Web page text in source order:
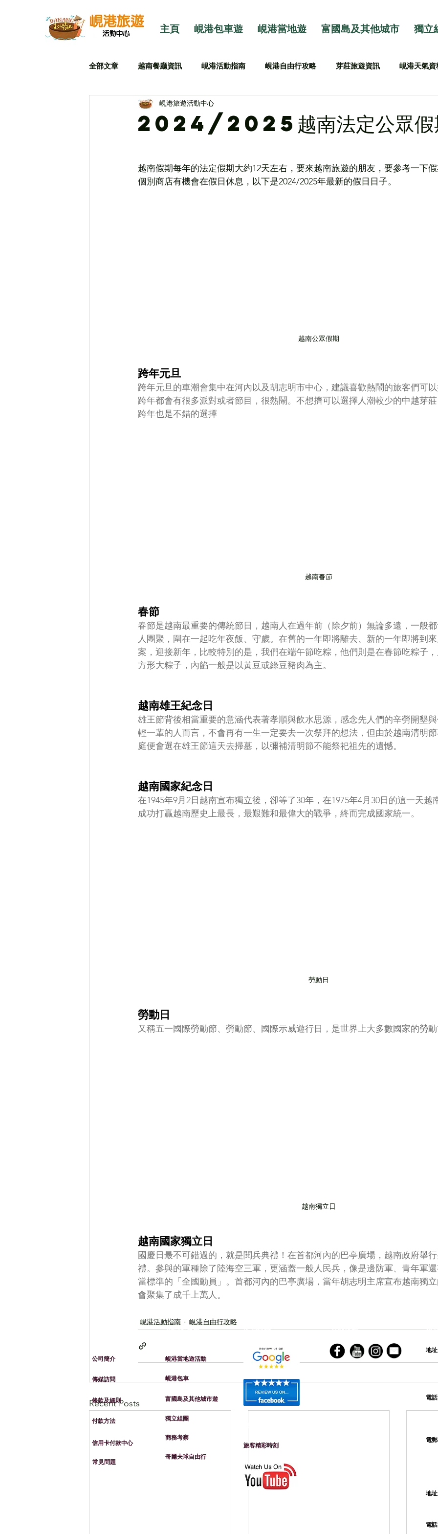
主頁 峴港包車遊 峴港當地遊 富國島及其他城市 獨立
全部文章 越南餐廳資訊 峴港活動指南 峴港自由行攻略 芽莊旅遊資訊 峴港天氣資
2024/2025越南法定公眾假
峴港旅遊活動中心
越南假期每年的法定假期大約12天左右，要來越南旅遊的朋友，要參考一下
個別商店有機會在假日休息，以下是2024/2025年最新的假日日子。
越南公眾假期
跨年元旦
跨年元旦的車潮會集中在河內以及胡志明市中心，建議喜歡熱鬧的旅客們可
跨年都會有很多派對或者節目，很熱鬧。不想擠可以選擇人潮較少的中越芽
跨年也是不錯的選擇
越南春節
春節
春節是越南最重要的傳統節日，越南人在過年前（除夕前）無論多遠，一般
人團聚，圍在一起吃年夜飯、守歲。在舊的一年即將離去、新的一年即將到
案，迎接新年，比較特別的是，我們在端午節吃粽，他們則是在春節吃粽子
方形大粽子，內餡一般是以黃豆或綠豆豬肉為主。
越南雄王紀念日
雄王節背後相當重要的意涵代表著孝順與飲水思源，感念先人們的辛勞開墾
輕一輩的人而言，不會再有一生一定要去一次祭拜的想法，但由於越南清明
庭便會選在雄王節這天去掃墓，以彌補清明節不能祭祀祖先的遺憾。
越南國家紀念日
在1945年9月2日越南宣布獨立後，卻等了30年，在1975年4月30日的這一天越
成功打贏越南歷史上最長，最艱難和最偉大的戰爭，終而完成國家統一。
勞動日
勞動日
又稱五一國際勞動節、勞動節、國際示威遊行日，是世界上大多數國家的勞
越南獨立日
越南國家獨立日
國慶日最不可錯過的，就是閱兵典禮！在首都河內的巴亭廣場，越南政府舉
禮。參與的軍種除了陸海空三軍，更涵蓋一般人民兵，像是邊防軍、青年軍
當標準的「全國動員」。首都河內的巴亭廣場，當年胡志明主席宣布越南獨
會聚集了成千上萬人。
峴港活動指南 峴港自由行攻略
Recent Posts
​公司簡介
​​傳媒訪問
​條款及細則
​付款方法
信用卡付款中心
常見問題
​我們的服務
峴港當地遊活動
峴港包車
​富國島及其他城市遊
​獨立組團
​商務考察
​哥爾夫球自由行
客戶評語
旅客留影
​旅客精彩時刻
社交媒體 香​
地
電
電
地
電